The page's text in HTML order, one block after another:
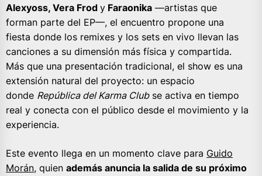
Alexyoss, Vera Frod y Faraonika —artistas que
forman parte del EP—, el encuentro propone una
fiesta donde los remixes y los sets en vivo llevan las
canciones a su dimensión más física y compartida.
Más que una presentación tradicional, el show es una
extensión natural del proyecto: un espacio
donde República del Karma Clubse activa en tiempo
real y conecta con el público desde el movimiento y la
experiencia.
Este evento llega en un momento clave para Guido
Morán, quien además anuncia la salida de su próximo